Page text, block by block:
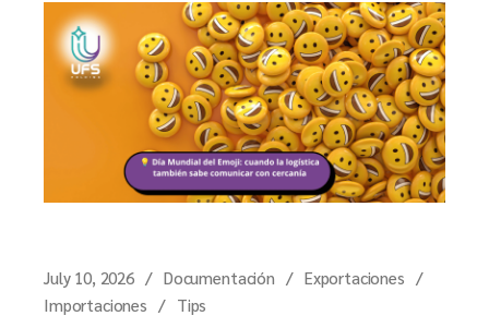
July 10, 2026 Documentación
Exportaciones
Importaciones
Tips